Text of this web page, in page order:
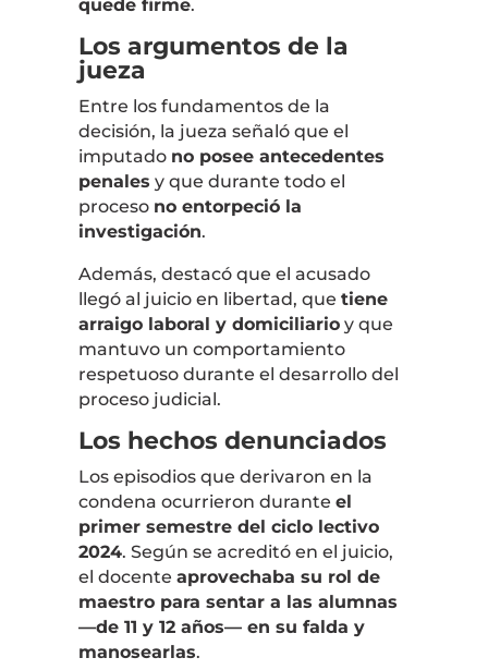
quede firme.
Los argumentos de la
jueza
Entre los fundamentos de la
decisión, la jueza señaló que el
imputado no posee antecedentes
penales y que durante todo el
proceso no entorpeció la
investigación.
Además, destacó que el acusado
llegó al juicio en libertad, que tiene
arraigo laboral y domiciliarioy que
mantuvo un comportamiento
respetuoso durante el desarrollo del
proceso judicial.
Los hechos denunciados
Los episodios que derivaron en la
condena ocurrieron durante el
primer semestre del ciclo lectivo
2024. Según se acreditó en el juicio,
el docente aprovechaba su rol de
maestro para sentar a las alumnas
—de 11 y 12 años— en su falda y
manosearlas.